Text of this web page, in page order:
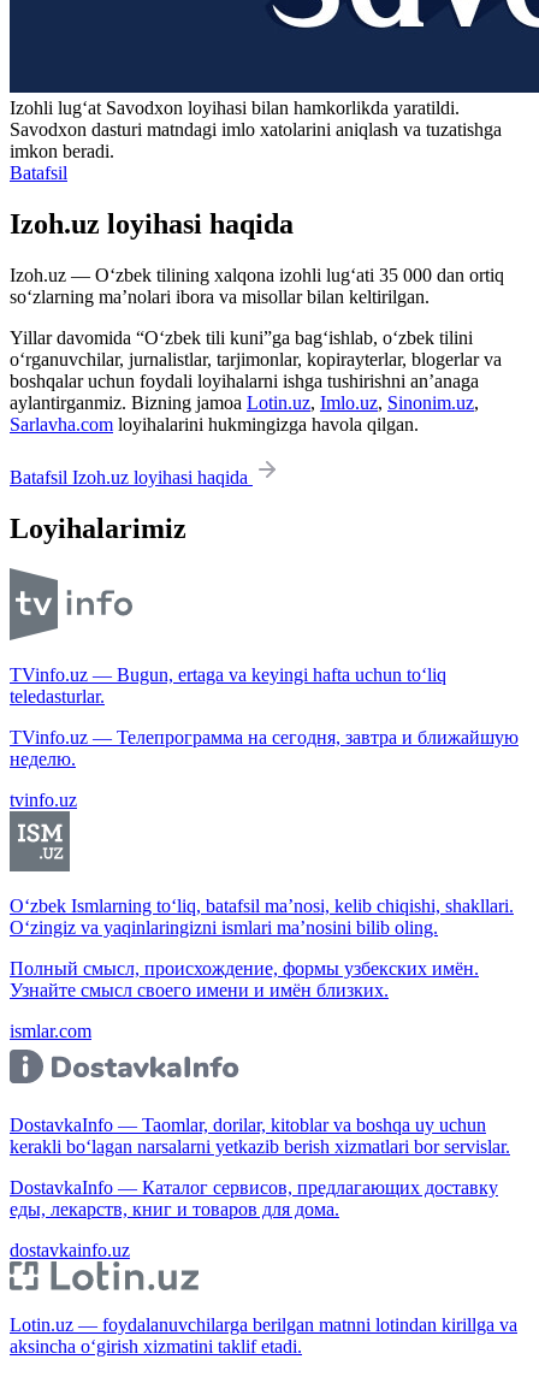
Izohli lugʻat Savodxon loyihasi bilan hamkorlikda yaratildi.
Savodxon dasturi matndagi imlo xatolarini aniqlash va tuzatishga
imkon beradi.
Batafsil
Izoh.uz loyihasi haqida
Izoh.uz — O‘zbek tilining xalqona izohli lug‘ati 35 000 dan ortiq
so‘zlarning ma’nolari ibora va misollar bilan keltirilgan.
Yillar davomida “O‘zbek tili kuni”ga bag‘ishlab, o‘zbek tilini
o‘rganuvchilar, jurnalistlar, tarjimonlar, kopirayterlar, blogerlar va
boshqalar uchun foydali loyihalarni ishga tushirishni an’anaga
aylantirganmiz. Bizning jamoa Lotin.uz, Imlo.uz, Sinonim.uz,
Sarlavha.com loyihalarini hukmingizga havola qilgan.
Batafsil Izoh.uz loyihasi haqida
Loyihalarimiz
TVinfo.uz — Bugun, ertaga va keyingi hafta uchun to‘liq
teledasturlar.
TVinfo.uz — Телепрограмма на сегодня, завтра и ближайшую
неделю.
tvinfo.uz
O‘zbek Ismlarning to‘liq, batafsil ma’nosi, kelib chiqishi, shakllari.
O‘zingiz va yaqinlaringizni ismlari ma’nosini bilib oling.
Полный смысл, происхождение, формы узбекских имён.
Узнайте смысл своего имени и имён близких.
ismlar.com
DostavkaInfo — Taomlar, dorilar, kitoblar va boshqa uy uchun
kerakli bo‘lagan narsalarni yetkazib berish xizmatlari bor servislar.
DostavkaInfo — Каталог сервисов, предлагающих доставку
еды, лекарств, книг и товаров для дома.
dostavkainfo.uz
Lotin.uz — foydalanuvchilarga berilgan matnni lotindan kirillga va
aksincha o‘girish xizmatini taklif etadi.